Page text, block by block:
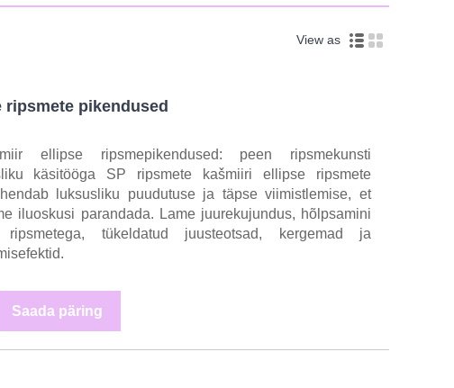
View as
ripsmete pikendused
ellipse ripsmepikendused: peen ripsmekunsti
käsitööga SP ripsmete kašmiiri ellipse ripsmete
luksusliku puudutuse ja täpse viimistlemise, et
iluoskusi parandada. Lame juurekujundus, hõlpsamini
ripsmetega, tükeldatud juusteotsad, kergemad ja
Saada päring